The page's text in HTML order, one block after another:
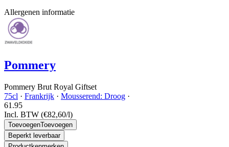
Allergenen informatie
Pommery
Pommery Brut Royal Giftset
75cl · Frankrijk · Mousserend: Droog ·
61.95
Incl. BTW (€82,60/l)
ToevoegenToevoegen
Beperkt leverbaar